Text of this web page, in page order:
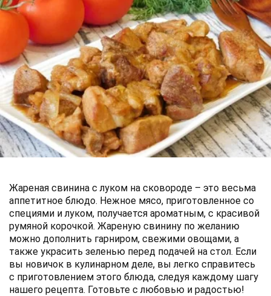
Жареная свинина с луком на сковороде – это весьма
аппетитное блюдо. Нежное мясо, приготовленное со
специями и луком, получается ароматным, с красивой
румяной корочкой. Жареную свинину по желанию
можно дополнить гарниром, свежими овощами, а
также украсить зеленью перед подачей на стол. Если
вы новичок в кулинарном деле, вы легко справитесь
с приготовлением этого блюда, следуя каждому шагу
нашего рецепта. Готовьте с любовью и радостью!